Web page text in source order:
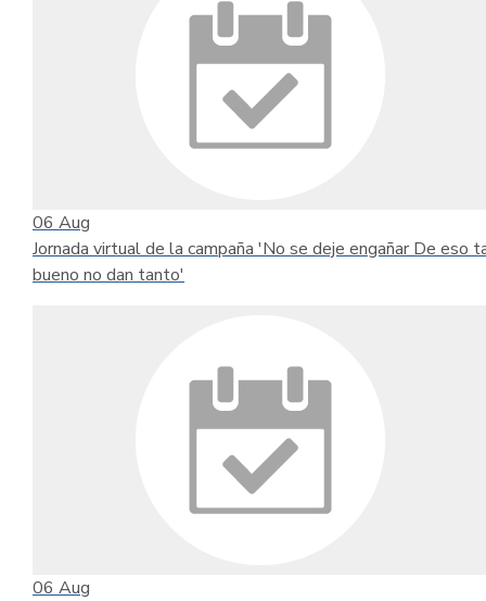
06 Aug
Jornada virtual de la campaña 'No se deje engañar De eso
bueno no dan tanto'
06 Aug